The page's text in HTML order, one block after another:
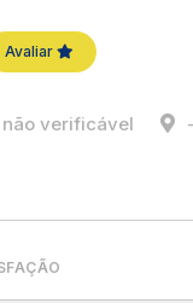
Avaliar
verificável -